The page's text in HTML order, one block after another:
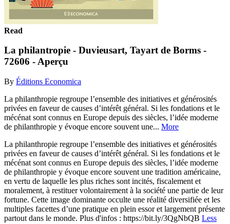
Read
La philantropie - Duvieusart, Tayart de Borms -
72606 - Aperçu
By Éditions Economica
La philanthropie regroupe l’ensemble des initiatives et générosités
privées en faveur de causes d’intérêt général. Si les fondations et le
mécénat sont connus en Europe depuis des siècles, l’idée moderne
de philanthropie y évoque encore souvent une... More
La philanthropie regroupe l’ensemble des initiatives et générosités
privées en faveur de causes d’intérêt général. Si les fondations et le
mécénat sont connus en Europe depuis des siècles, l’idée moderne
de philanthropie y évoque encore souvent une tradition américaine,
en vertu de laquelle les plus riches sont incités, fiscalement et
moralement, à restituer volontairement à la société une partie de leur
fortune. Cette image dominante occulte une réalité diversifiée et les
multiples facettes d’une pratique en plein essor et largement présente
partout dans le monde. Plus d'infos : https://bit.ly/3QgNbQB Less